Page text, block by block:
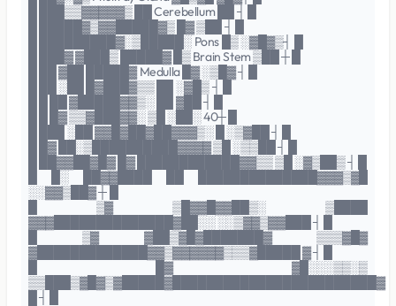
█ ███▒▒▓▓▓▓▓▒ ██ Cerebellum ██ ┤ █
█ █████▓▒▓▓█████▓▒ █▓ ▒██ ┤ █
█ █████████▓░▒█████░ Pons █▒ ░▓█▓▒┤ █
█ ███▓ ▓███▒ █████▓ █▒ Brain Stem ▒██ ┼ █
█ ██ ▓██ █████▓ Medulla █▓ ░▒█▓ ┤ █
█ ██ ░██ █▓███▓▒▒ ██ ░▓█▒ ┤ █
█ █ ██ ▓█████▓▓▒░ ██ ▓██ ┤ █
█ █ █▓ ▒▒▓███▓▓░ ▒█ ░██░ 40┼ █
█ ███ ░██ ▓▓█▓██▓██▓▓▓▒░ █ ░▒▓██ ┤ █
█ █▓ ██░▒██████████▓▓▓▓ ▒█ ░▒▒██ ┤ █
█ ██▓▓██▓█▓ █▓ ████████████▓▓▒▒ ▒█ ░▓▒██▒ ┤ █
█ █░ ██▓▓████ ██ ██████████████▓▓▓▒▓█
░░▓▓▒██▓ ┼ █
█ ▒▓ ▒█▓▓█▓▓██▒░ ▒████
▓▓▓██████████████▓██░░ ░░▒▓▓▒▓▓███ ┤ █
█ ▒▓ ▓██▒▓█▓███████▓ ▒▒▒▓█▓
▓█████████████▓▓▒▓▓▓▓▓▓▒▒▒▓█████ ▓ ┤ █
█ █▓ ▓█░░░▒▒░▒
▒▒███▒▓█▓▒▓█████▓████████████████████████▓
█ ┤ █